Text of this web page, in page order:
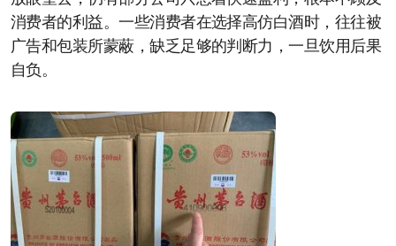
消费者的利益。一些消费者在选择高仿白酒时，往往被
广告和包装所蒙蔽，缺乏足够的判断力，一旦饮用后果
自负。